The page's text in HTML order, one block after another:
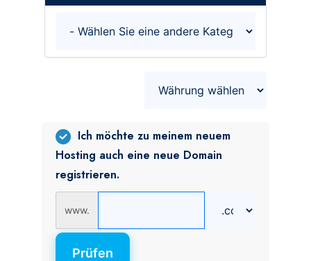
Ich möchte zu meinem neuem
Hosting auch eine neue Domain
registrieren.
www.
Prüfen